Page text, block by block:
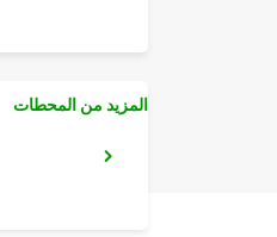
المزيد من المحطات